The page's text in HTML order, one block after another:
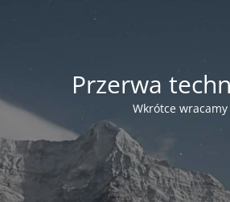
Przerwa
Wkrótce wracamy